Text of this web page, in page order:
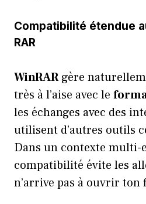
Compatibilité étendue
RAR
WinRARgère
très à l’aise avec le
les échanges avec des
utilisent d’autres outils
Dans un contexte multi-
compatibilité évite les
n’arrive pas à ouvrir ton